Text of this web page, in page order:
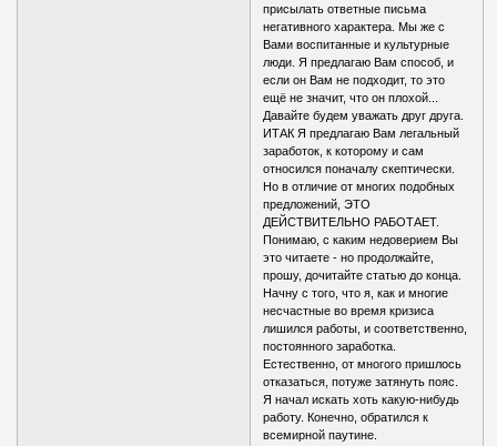
присылать ответные письма
негативного характера. Мы же с
Вами воспитанные и культурные
люди. Я предлагаю Вам способ, и
если он Вам не подходит, то это
ещё не значит, что он плохой...
Давайте будем уважать друг друга.
ИТАК Я предлагаю Вам легальный
заработок, к которому и сам
относился поначалу скептически.
Но в отличие от многих подобных
предложений, ЭТО
ДЕЙСТВИТЕЛЬНО РАБОТАЕТ.
Понимаю, с каким недоверием Вы
это читаете - но продолжайте,
прошу, дочитайте статью до конца.
Начну с того, что я, как и многие
несчастные во время кризиса
лишился работы, и соответственно,
постоянного заработка.
Естественно, от многого пришлось
отказаться, потуже затянуть пояс.
Я начал искать хоть какую-нибудь
работу. Конечно, обратился к
всемирной паутине.